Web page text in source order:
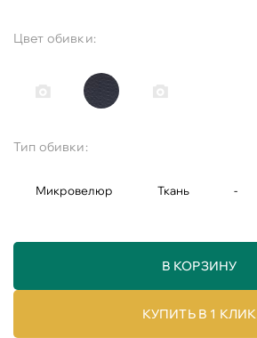
Цвет обивки:
Тип обивки:
Микровелюр Ткань -
В КОРЗИНУ
КУПИТЬ В 1 КЛИК